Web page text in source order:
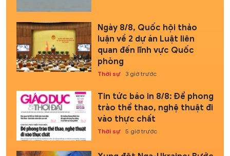
Ngày 8/8, Quốc hội thảo
luận về 2 dự án Luật liên
quan đến lĩnh vực Quốc
phòng
Thời sự 3 giờ trước
Tin tức báo in 8/8: Để phong
trào thể thao, nghệ thuật đi
vào thực chất
Thời sự 5 giờ trước